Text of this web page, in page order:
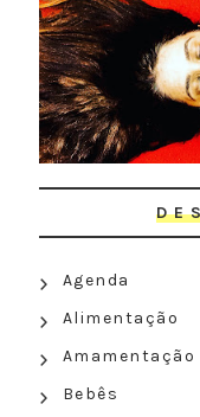
Agenda
Alimentação
Amamentação
Bebês